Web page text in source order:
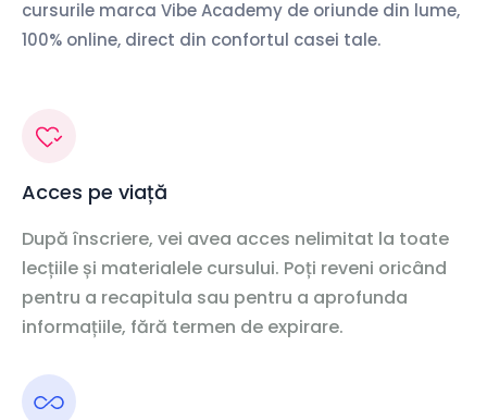
cursurile marca Vibe Academy de oriunde din lume,
100% online, direct din confortul casei tale.
Acces pe viață
După înscriere, vei avea acces nelimitat la toate
lecțiile și materialele cursului. Poți reveni oricând
pentru a recapitula sau pentru a aprofunda
informațiile, fără termen de expirare.